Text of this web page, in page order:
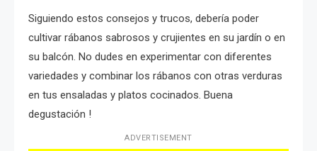
Siguiendo estos consejos y trucos, debería poder
cultivar rábanos sabrosos y crujientes en su jardín o en
su balcón. No dudes en experimentar con diferentes
variedades y combinar los rábanos con otras verduras
en tus ensaladas y platos cocinados. Buena
degustación !
ADVERTISEMENT